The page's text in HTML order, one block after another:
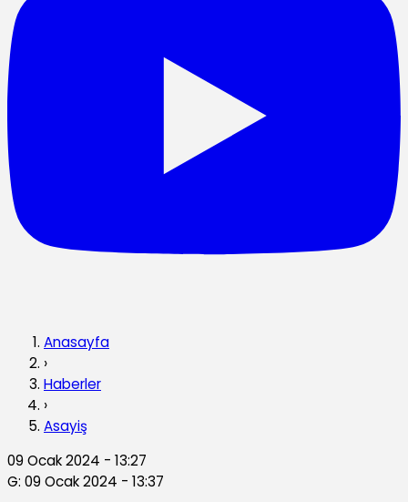
Anasayfa
›
Haberler
›
Asayiş
09 Ocak 2024 - 13:27
G: 09 Ocak 2024 - 13:37